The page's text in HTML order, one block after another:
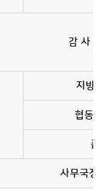
감 사
지방
협동조
품
사무국장